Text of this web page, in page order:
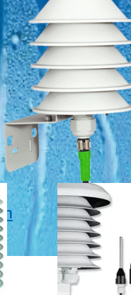
E+E
EE33-T28-x